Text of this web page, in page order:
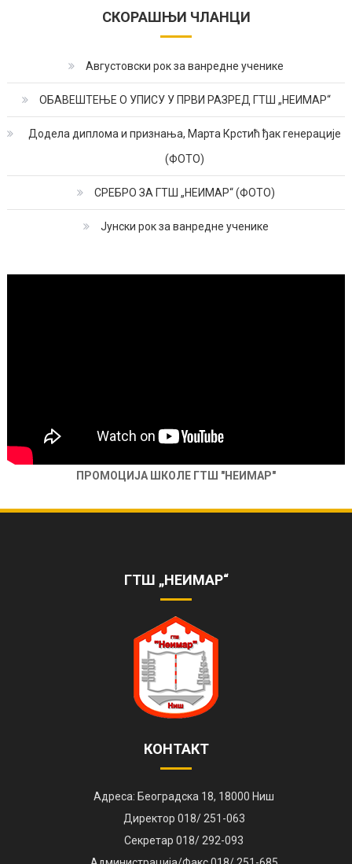
СКОРАШЊИ ЧЛАНЦИ
Августовски рок за ванредне ученике
ОБАВЕШТЕЊЕ О УПИСУ У ПРВИ РАЗРЕД ГТШ „НЕИМАР“
Додела диплома и признања, Марта Крстић ђак генерације
(ФОТО)
СРЕБРО ЗА ГТШ „НЕИМАР“ (ФОТО)
Јунски рок за ванредне ученике
ПРОМОЦИЈА ШКОЛЕ ГТШ "НЕИМАР"
ZVANI%C4%8CNIKANAL
ГТШ „НЕИМАР“
КОНТАКТ
Адреса: Београдска 18, 18000 Ниш
Директор 018/ 251-063
Секретар 018/ 292-093